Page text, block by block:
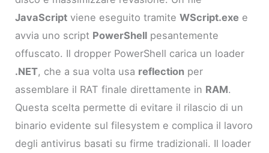
JavaScript viene eseguito tramiteWScript.exe e
avvia uno script PowerShell pesantemente
offuscato. Il dropper PowerShell carica un loader
.NET, che a sua volta usa reflection per
assemblare il RAT finale direttamente in RAM.
Questa scelta permette di evitare il rilascio di un
binario evidente sul filesystem e complica il lavoro
degli antivirus basati su firme tradizionali. Il loader